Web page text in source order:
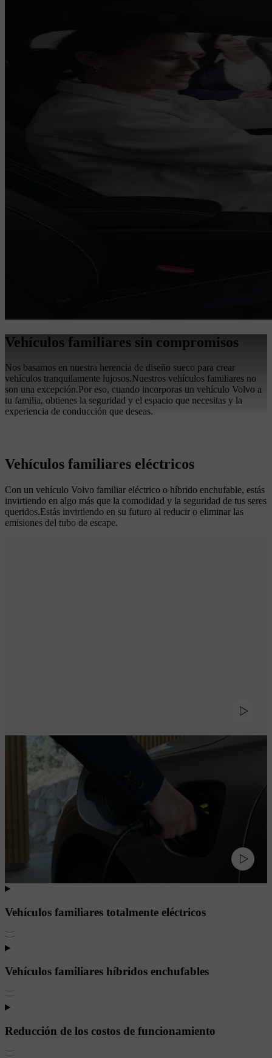
Vehículos familiares sin compromisos
Nos basamos en nuestra herencia de diseño sueco para crear
vehículos tranquilamente lujosos.Nuestros vehículos familiares no
son una excepción.Por eso, cuando incorporas un vehículo Volvo a
tu familia, obtienes la seguridad y el espacio que necesitas y la
experiencia de conducción que deseas.
Vehículos familiares eléctricos
Con un vehículo Volvo familiar eléctrico o híbrido enchufable, estás
invirtiendo en algo más que la comodidad y la seguridad de tus seres
queridos.Estás invirtiendo en su futuro al reducir o eliminar las
emisiones del tubo de escape.
Vehículos familiares totalmente eléctricos
Vehículos familiares híbridos enchufables
Reducción de los costos de funcionamiento